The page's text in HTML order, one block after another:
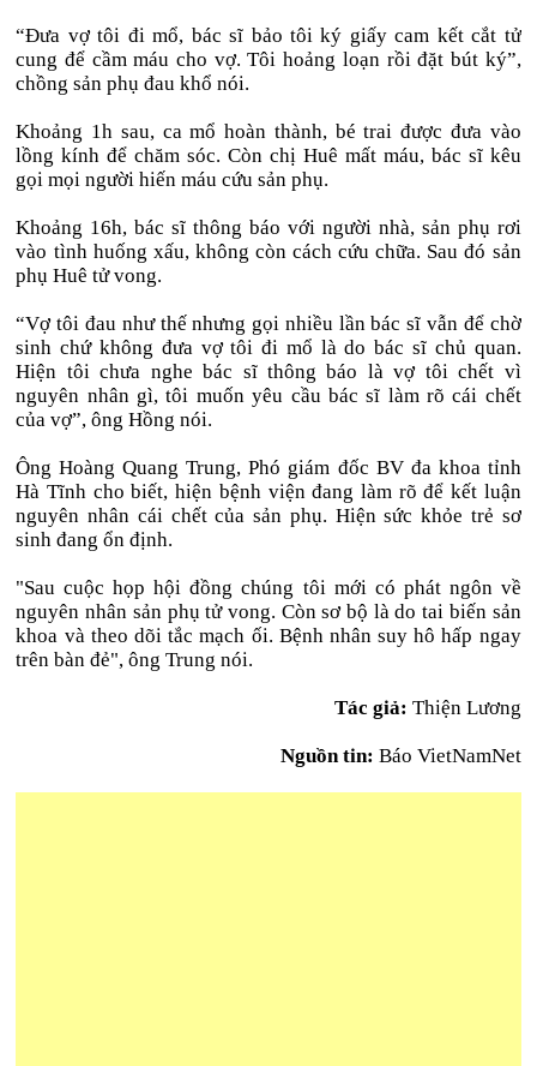
“Đưa vợ tôi đi mổ, bác sĩ bảo tôi ký giấy cam kết cắt tử
cung để cầm máu cho vợ. Tôi hoảng loạn rồi đặt bút ký”,
chồng sản phụ đau khổ nói.
Khoảng 1h sau, ca mổ hoàn thành, bé trai được đưa vào
lồng kính để chăm sóc. Còn chị Huê mất máu, bác sĩ kêu
gọi mọi người hiến máu cứu sản phụ.
Khoảng 16h, bác sĩ thông báo với người nhà, sản phụ rơi
vào tình huống xấu, không còn cách cứu chữa. Sau đó sản
phụ Huê tử vong.
“Vợ tôi đau như thế nhưng gọi nhiều lần bác sĩ vẫn để chờ
sinh chứ không đưa vợ tôi đi mổ là do bác sĩ chủ quan.
Hiện tôi chưa nghe bác sĩ thông báo là vợ tôi chết vì
nguyên nhân gì, tôi muốn yêu cầu bác sĩ làm rõ cái chết
của vợ”, ông Hồng nói.
Ông Hoàng Quang Trung, Phó giám đốc BV đa khoa tỉnh
Hà Tĩnh cho biết, hiện bệnh viện đang làm rõ để kết luận
nguyên nhân cái chết của sản phụ. Hiện sức khỏe trẻ sơ
sinh đang ổn định.
"Sau cuộc họp hội đồng chúng tôi mới có phát ngôn về
nguyên nhân sản phụ tử vong. Còn sơ bộ là do tai biến sản
khoa và theo dõi tắc mạch ối. Bệnh nhân suy hô hấp ngay
trên bàn đẻ", ông Trung nói.
Tác giả: Thiện Lương
Nguồn tin: Báo VietNamNet